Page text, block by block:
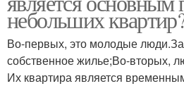
небольших
Во-первых, это молодые
собственное жилье;Во-вторых,
Их квартира является